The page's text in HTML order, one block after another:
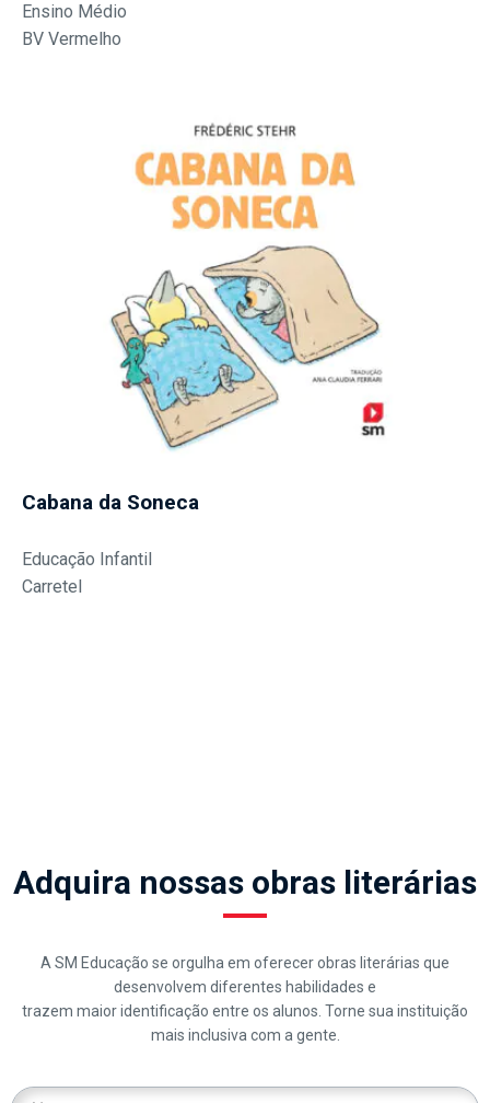
Ensino Médio
BV Vermelho
Cabana da Soneca
Educação Infantil
Carretel
Adquira nossas obras literárias
A SM Educação se orgulha em oferecer obras literárias que
desenvolvem diferentes habilidades e
trazem maior identificação entre os alunos. Torne sua instituição
mais inclusiva com a gente.